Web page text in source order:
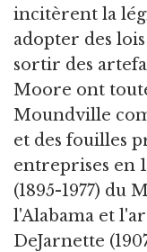
incitèrent la
adopter des
sortir des
Moore ont
Moundville
et des fouilles
entreprises en
(1895-1977) du
l'Alabama et
DeJarnette